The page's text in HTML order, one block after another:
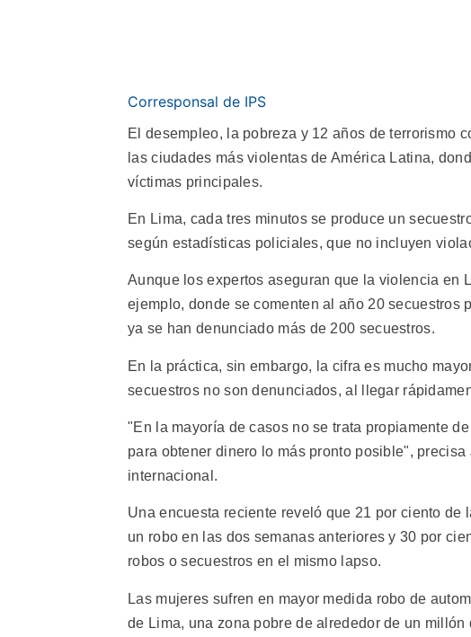
Corresponsal de IPS
El desempleo, la pobreza y 12 años de terrorismo
las ciudades más violentas de América Latina,
víctimas principales.
En Lima, cada tres minutos se produce un
según estadísticas policiales, que no incluyen
Aunque los expertos aseguran que la violencia en
ejemplo, donde se comenten al año 20 secuestros
ya se han denunciado más de 200 secuestros.
En la práctica, sin embargo, la cifra es mucho
secuestros no son denunciados, al llegar
"En la mayoría de casos no se trata propiamente
para obtener dinero lo más pronto posible",
internacional.
Una encuesta reciente reveló que 21 por ciento
un robo en las dos semanas anteriores y 30 por
robos o secuestros en el mismo lapso.
Las mujeres sufren en mayor medida robo de
de Lima, una zona pobre de alrededor de un